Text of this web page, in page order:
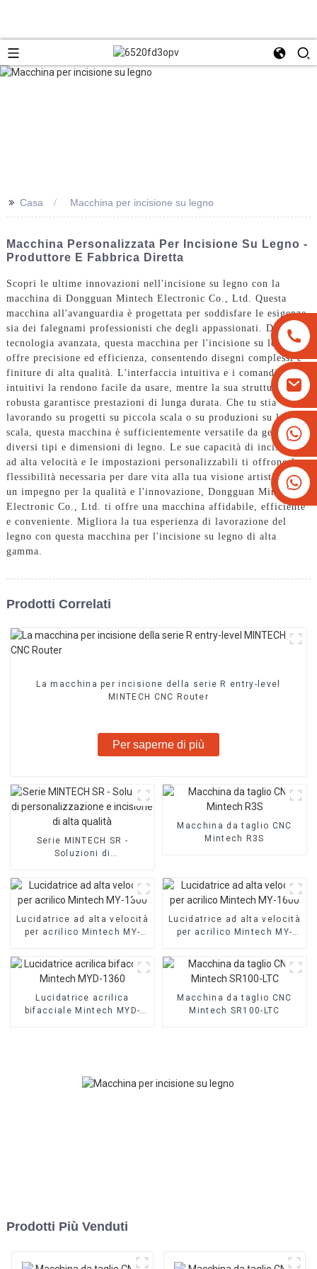
+8613825779334
+16266628193
>> Casa Macchina per incisione su legno
Macchina Personalizzata Per Incisione Su Legno -
Produttore E Fabbrica Diretta
Scopri le ultime innovazioni nell'incisione su legno con la
macchina di Dongguan Mintech Electronic Co., Ltd. Questa
macchina all'avanguardia è progettata per soddisfare le esigenze
sia dei falegnami professionisti che degli appassionati. Dotata di
tecnologia avanzata, questa macchina per l'incisione su legno
offre precisione ed efficienza, consentendo disegni complessi e
finiture di alta qualità. L'interfaccia intuitiva e i comandi
intuitivi la rendono facile da usare, mentre la sua struttura
robusta garantisce prestazioni di lunga durata. Che tu stia
lavorando su progetti su piccola scala o su produzioni su larga
scala, questa macchina è sufficientemente versatile da gestire
diversi tipi e dimensioni di legno. Le sue capacità di incisione
ad alta velocità e le impostazioni personalizzabili ti offrono la
flessibilità necessaria per dare vita alla tua visione artistica. Con
un impegno per la qualità e l'innovazione, Dongguan Mintech
Electronic Co., Ltd. ti offre una macchina affidabile, efficiente
e conveniente. Migliora la tua esperienza di lavorazione del
legno con questa macchina per l'incisione su legno di alta
gamma.
Prodotti Correlati
La macchina per incisione della serie R entry-level
MINTECH CNC Router
Per saperne di più
Serie MINTECH SR -
Soluzioni di
incisione di alta qualità
Macchina da taglio CNC
Mintech R3S
Lucidatrice ad alta velocità
per acrilico Mintech MY-
Lucidatrice ad alta velocità
per acrilico Mintech MY-
Lucidatrice acrilica
bifacciale Mintech MYD-
Macchina da taglio CNC
Mintech SR100-LTC
Prodotti Più Venduti